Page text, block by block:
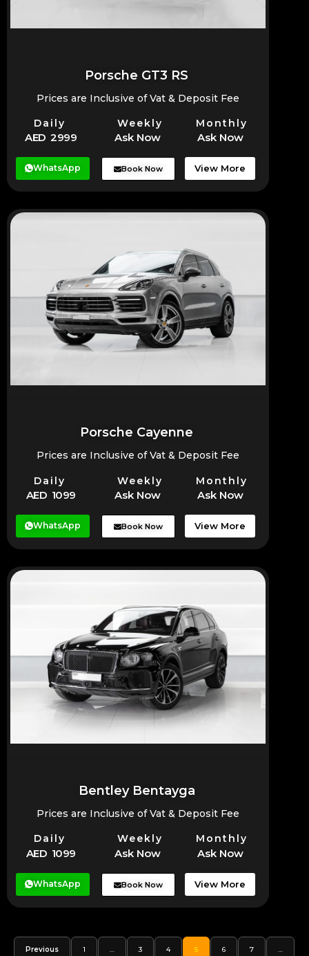
Porsche GT3 RS
Prices are Inclusive of Vat & Deposit Fee
Daily Weekly Monthly
AED 2999 Ask Now Ask Now
WhatsApp Book Now View More
Porsche Cayenne
Prices are Inclusive of Vat & Deposit Fee
Daily Weekly Monthly
AED 1099 Ask Now Ask Now
WhatsApp Book Now View More
Bentley Bentayga
Prices are Inclusive of Vat & Deposit Fee
Daily Weekly Monthly
AED 1099 Ask Now Ask Now
WhatsApp Book Now View More
Previous 1 3 4 5 6 7